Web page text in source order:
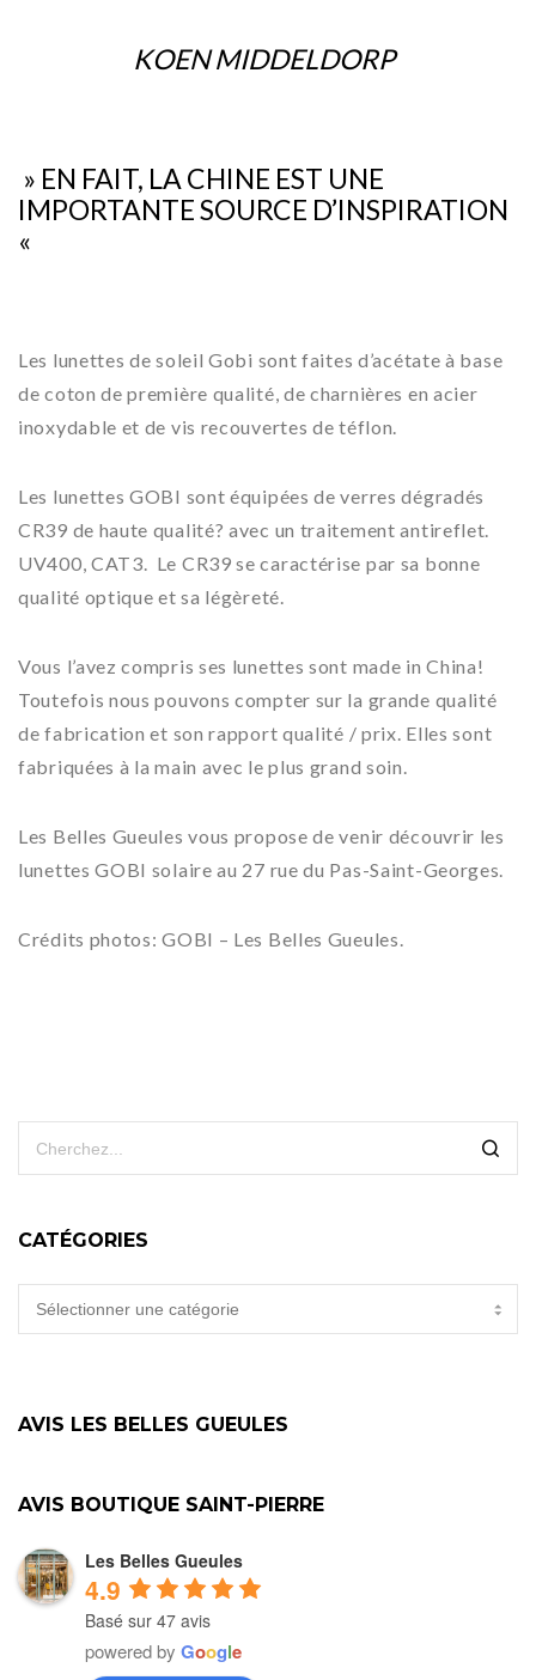
KOEN MIDDELDORP
» EN FAIT, LA CHINE EST UNE
IMPORTANTE SOURCE D’INSPIRATION
«
Les lunettes de soleil Gobi sont faites d’acétate à base
de coton de première qualité, de charnières en acier
inoxydable et de vis recouvertes de téflon.
Les lunettes GOBI sont équipées de verres dégradés
CR39 de haute qualité? avec un traitement antireflet.
UV400, CAT3. Le CR39 se caractérise par sa bonne
qualité optique et sa légèreté.
Vous l’avez compris ses lunettes sont made in China!
Toutefois nous pouvons compter sur la grande qualité
de fabrication et son rapport qualité / prix. Elles sont
fabriquées à la main avec le plus grand soin.
Les Belles Gueules vous propose de venir découvrir les
lunettes GOBI solaire au 27 rue du Pas-Saint-Georges.
Crédits photos: GOBI – Les Belles Gueules.
CATÉGORIES
CATÉGORIES
AVIS LES BELLES GUEULES
AVIS BOUTIQUE SAINT-PIERRE
Les Belles Gueules
4.9
Basé sur 47 avis
powered by Google